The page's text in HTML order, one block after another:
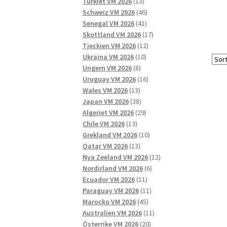
produkter
Schweiz VM 2026 4646
produkter
Senegal VM 2026 4141
produkter
Skottland VM 2026 1717
Tjeckien VM 2026 1212
produkter
Ukraina VM 2026 1010
Ungern VM 2026 88
produkter
Uruguay VM 2026 1616
Wales VM 2026 1313
produkter
Japan VM 2026 3838
produkter
Algeriet VM 2026 2929
Chile VM 2026 1313
produkter
Grekland VM 2026 1010
Qatar VM 2026 1313
produkter
Nya Zeeland VM 2026 1212
Nordirland VM 2026 66
Ecuador VM 2026 1111
produkter
Paraguay VM 2026 1111
Marocko VM 2026 4545
produkter
Australien VM 2026 1111
Österrike VM 2026 2020